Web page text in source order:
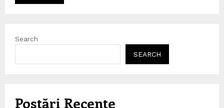
Search
SEARCH
Postări Recente